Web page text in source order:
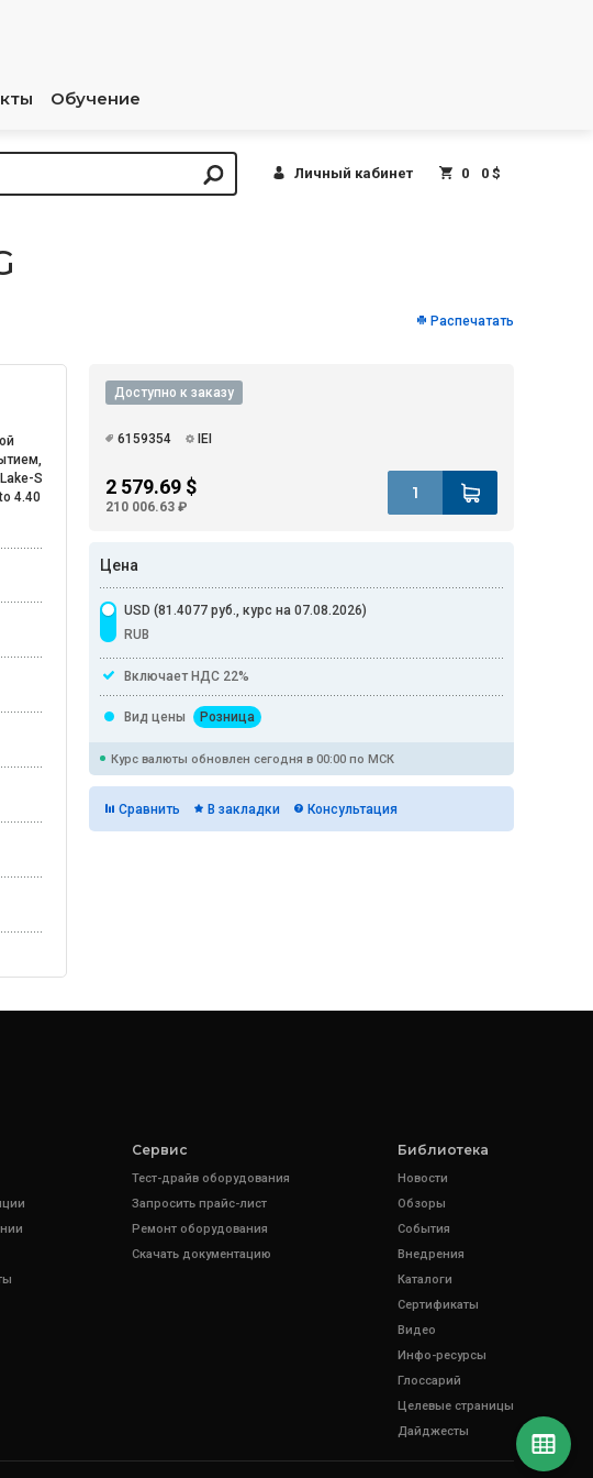
Обучение
Личный кабинет 0 0 $
Распечатать
Доступно к заказу
6159354 IEI
2 579.69 $
210 006.63 ₽
Цена
USD (81.4077 руб., курс на 07.08.2026)
RUB
Включает НДС 22%
Вид цены Розница
Курс валюты обновлен сегодня в 00:00 по МСК
Сравнить В закладки Консультация
S
4.40
Сервис
Тест-драйв оборудования
Запросить прайс-лист
Ремонт оборудования
Скачать документацию
Библиотека
Новости
Обзоры
События
Внедрения
Каталоги
Сертификаты
Видео
Инфо-ресурсы
Глоссарий
Целевые страницы
Дайджесты